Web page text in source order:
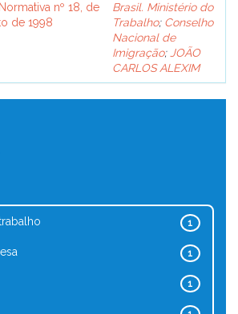
nº 18, de
de 1998
Brasil. Ministério do
Trabalho; Conselho
Nacional de
Imigração; JOÃO
CARLOS ALEXIM
1
1
1